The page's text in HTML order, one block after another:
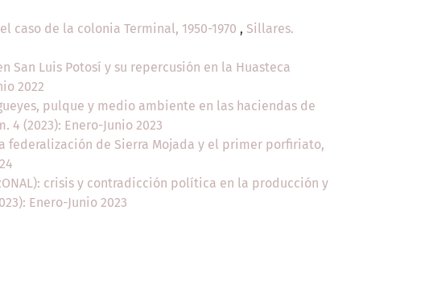
caso de la colonia Terminal, 1950-1970 , Sillares.
Luis Potosí y su repercusión en la Huasteca
2022
pulque y medio ambiente en las haciendas de
4 (2023): Enero-Junio 2023
federalización de Sierra Mojada y el primer porfiriato,
crisis y contradicción política en la producción y
Enero-Junio 2023